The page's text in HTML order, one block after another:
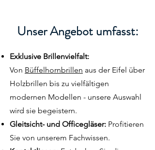
Unser Angebot umfasst:
Exklusive Brillenvielfalt:
Von Büffelhornbrillen aus der Eifel über
Holzbrillen bis zu vielfältigen
modernen Modellen - unsere Auswahl
wird sie begeistern.
Gleitsicht- und Officegläser: Profitieren
Sie von unserem Fachwissen.